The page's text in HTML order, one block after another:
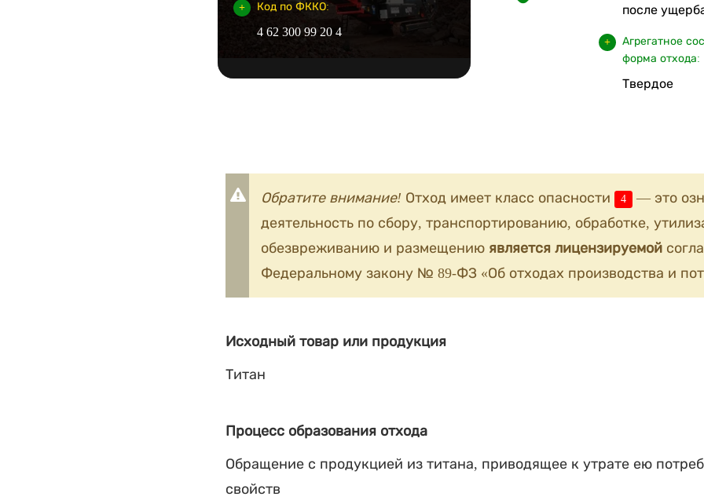
Код по ФККО:
4 62 300 99 20 4
после
Агрегатное
форма отхода:
Твердое
Обратите внимание! Отход имеет класс опасности 4
— это
деятельность по сбору, транспортированию, обработке,
обезвреживанию и размещению является лицензируемой
Федеральному закону № 89-ФЗ «Об отходах производства и
Исходный товар или продукция
Титан
Процесс образования отхода
Обращение с продукцией из титана, приводящее к утрате ею
свойств